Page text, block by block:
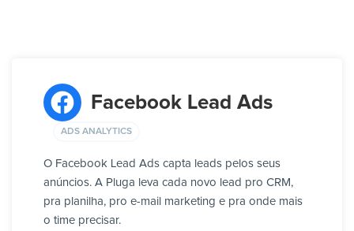
Facebook Lead Ads
ADS ANALYTICS
O Facebook Lead Ads capta leads pelos seus
anúncios. A Pluga leva cada novo lead pro CRM,
pra planilha, pro e-mail marketing e pra onde mais
o time precisar.